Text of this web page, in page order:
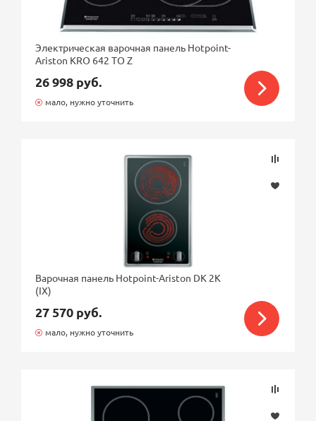
Электрическая варочная панель Hotpoint-
Ariston KRO 642 TO Z
26 998 руб.
мало, нужно уточнить
Варочная панель Hotpoint-Ariston DK 2K
(IX)
27 570 руб.
мало, нужно уточнить